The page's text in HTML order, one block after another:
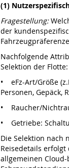
(1)
Fragestellung:
der
Nachfolgende
Selektion der Flotte:
• eFz-Art/Größe
Personen, Gepäck,
• Raucher/
• Getriebe:
Die Selektion nach
Reisedetails
allgemeinen